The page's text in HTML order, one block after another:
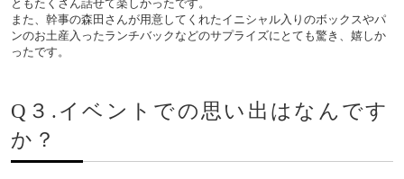
ともたくさん話せて楽しかったです。
また、幹事の森田さんが用意してくれたイニシャル入りのボックスやパ
ンのお土産入ったランチバックなどのサプライズにとても驚き、嬉しか
ったです。
Q３.イベントでの思い出はなんです
か？